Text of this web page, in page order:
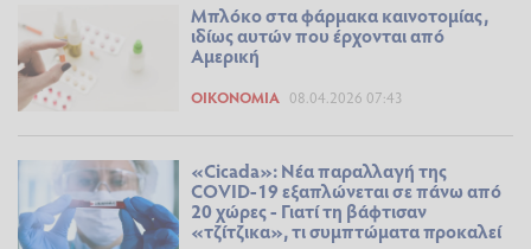
Μπλόκο στα φάρμακα καινοτομίας,
ιδίως αυτών που έρχονται από
Αμερική
ΟΙΚΟΝΟΜΊΑ 08.04.2026 07:43
«Cicada»: Νέα παραλλαγή της
COVID-19 εξαπλώνεται σε πάνω από
20 χώρες - Γιατί τη βάφτισαν
«τζίτζικα», τι συμπτώματα προκαλεί